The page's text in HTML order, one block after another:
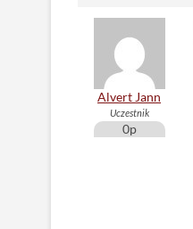
Alvert Jann
Uczestnik
0p